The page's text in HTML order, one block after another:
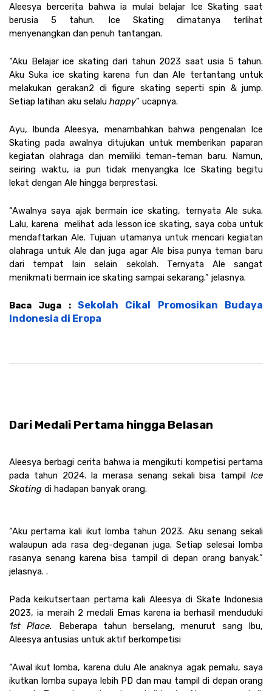
Aleesya bercerita bahwa ia mulai belajar Ice Skating saat
berusia 5 tahun. Ice Skating dimatanya terlihat
menyenangkan dan penuh tantangan.
“Aku Belajar ice skating dari tahun 2023 saat usia 5 tahun.
Aku Suka ice skating karena fun dan Ale tertantang untuk
melakukan gerakan2 di figure skating seperti spin & jump.
Setiap latihan aku selalu happy” ucapnya.
Ayu, Ibunda Aleesya, menambahkan bahwa pengenalan Ice
Skating pada awalnya ditujukan untuk memberikan paparan
kegiatan olahraga dan memiliki teman-teman baru. Namun,
seiring waktu, ia pun tidak menyangka Ice Skating begitu
lekat dengan Ale hingga berprestasi.
“Awalnya saya ajak bermain ice skating, ternyata Ale suka.
Lalu, karena  melihat ada lesson ice skating, saya coba untuk
mendaftarkan Ale. Tujuan utamanya untuk mencari kegiatan
olahraga untuk Ale dan juga agar Ale bisa punya teman baru
dari tempat lain selain sekolah. Ternyata Ale sangat
menikmati bermain ice skating sampai sekarang.” jelasnya.
Baca Juga : Sekolah Cikal Promosikan Budaya
Indonesia di Eropa
Dari Medali Pertama hingga Belasan
Aleesya berbagi cerita bahwa ia mengikuti kompetisi pertama
pada tahun 2024. Ia merasa senang sekali bisa tampil Ice
Skating di hadapan banyak orang.
“Aku pertama kali ikut lomba tahun 2023. Aku senang sekali
walaupun ada rasa deg-deganan juga. Setiap selesai lomba
rasanya senang karena bisa tampil di depan orang banyak.”
jelasnya. .
Pada keikutsertaan pertama kali Aleesya di Skate Indonesia
1st Place. Beberapa tahun berselang, menurut sang Ibu,
Aleesya antusias untuk aktif berkompetisi
“Awal ikut lomba, karena dulu Ale anaknya agak pemalu, saya
ikutkan lomba supaya lebih PD dan mau tampil di depan orang